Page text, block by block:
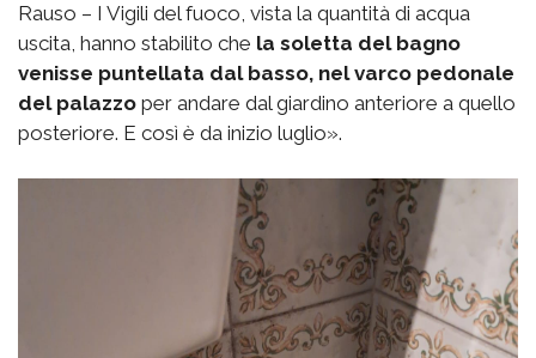
Rauso – I Vigili del fuoco, vista la quantità di acqua
uscita, hanno stabilito che la soletta del bagno
venisse puntellata dal basso, nel varco pedonale
del palazzo per andare dal giardino anteriore a quello
posteriore. E così è da inizio luglio».